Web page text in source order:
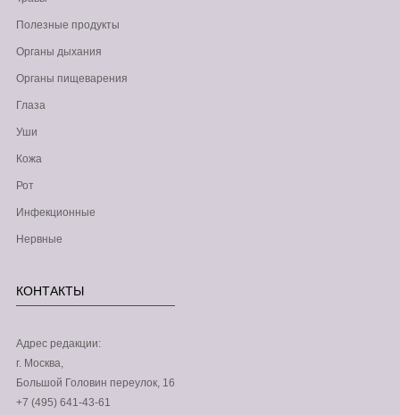
Полезные продукты
Органы дыхания
Органы пищеварения
Глаза
Уши
Кожа
Рот
Инфекционные
Нервные
КОНТАКТЫ
Адрес редакции:
г. Москва,
Большой Головин переулок, 16
+7 (495) 641-43-61